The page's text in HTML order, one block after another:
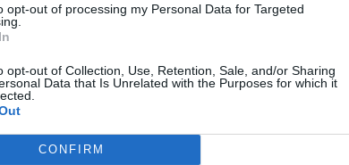
opt-out of processing my Personal Data for Targeted
opt-out of Collection, Use, Retention, Sale, and/or Sharing
Data that Is Unrelated with the Purposes for which it
CONFIRM
Drinks, la empresa que quiere poner
del alcohol
de 2023